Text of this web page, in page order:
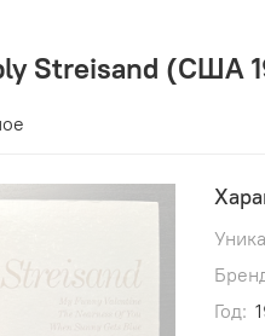
Streisand (США
Год: